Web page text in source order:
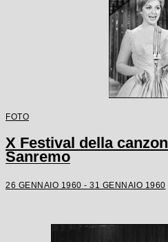
FOTO
X Festival della
Sanremo
26 GENNAIO 1960 - 31 GENNAIO 1960